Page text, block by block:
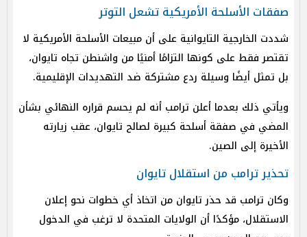
صفقات الأسلحة الأمريكية تشعل التوتر
شددت الخارجية التايوانية على أن مبيعات الأسلحة الأمريكية لا
تقتصر فقط على كونها التزامًا أمنيًا من واشنطن تجاه تايوان،
بل تمثل أيضًا وسيلة ردع مشتركة ضد التهديدات الإقليمية.
ويأتي ذلك بعدما أعلن ترامب أنه لم يحسم قراره النهائي بشأن
المضي في صفقة أسلحة كبيرة لصالح تايوان، عقب زيارته
الأخيرة إلى الصين.
تحذير ترامب من استقلال تايوان
وكان ترامب قد حذر تايوان من اتخاذ أي خطوات نحو إعلان
الاستقلال، مؤكدًا أن الولايات المتحدة لا ترغب في الدخول